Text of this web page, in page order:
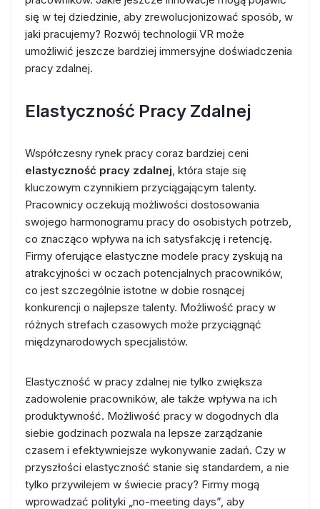
się w tej dziedzinie, aby zrewolucjonizować sposób, w
jaki pracujemy? Rozwój technologii VR może
umożliwić jeszcze bardziej immersyjne doświadczenia
pracy zdalnej.
Elastyczność Pracy Zdalnej
Współczesny rynek pracy coraz bardziej ceni
elastyczność pracy zdalnej, która staje się
kluczowym czynnikiem przyciągającym talenty.
Pracownicy oczekują możliwości dostosowania
swojego harmonogramu pracy do osobistych potrzeb,
co znacząco wpływa na ich satysfakcję i retencję.
Firmy oferujące elastyczne modele pracy zyskują na
atrakcyjności w oczach potencjalnych pracowników,
co jest szczególnie istotne w dobie rosnącej
konkurencji o najlepsze talenty. Możliwość pracy w
różnych strefach czasowych może przyciągnąć
międzynarodowych specjalistów.
Elastyczność w pracy zdalnej nie tylko zwiększa
zadowolenie pracowników, ale także wpływa na ich
produktywność. Możliwość pracy w dogodnych dla
siebie godzinach pozwala na lepsze zarządzanie
czasem i efektywniejsze wykonywanie zadań. Czy w
przyszłości elastyczność stanie się standardem, a nie
tylko przywilejem w świecie pracy? Firmy mogą
wprowadzać polityki „no-meeting days”, aby